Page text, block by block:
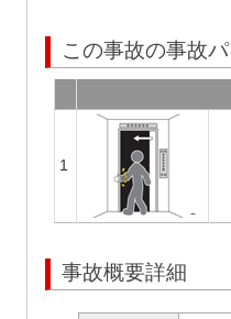
この事故の事故
1
事故概要詳細